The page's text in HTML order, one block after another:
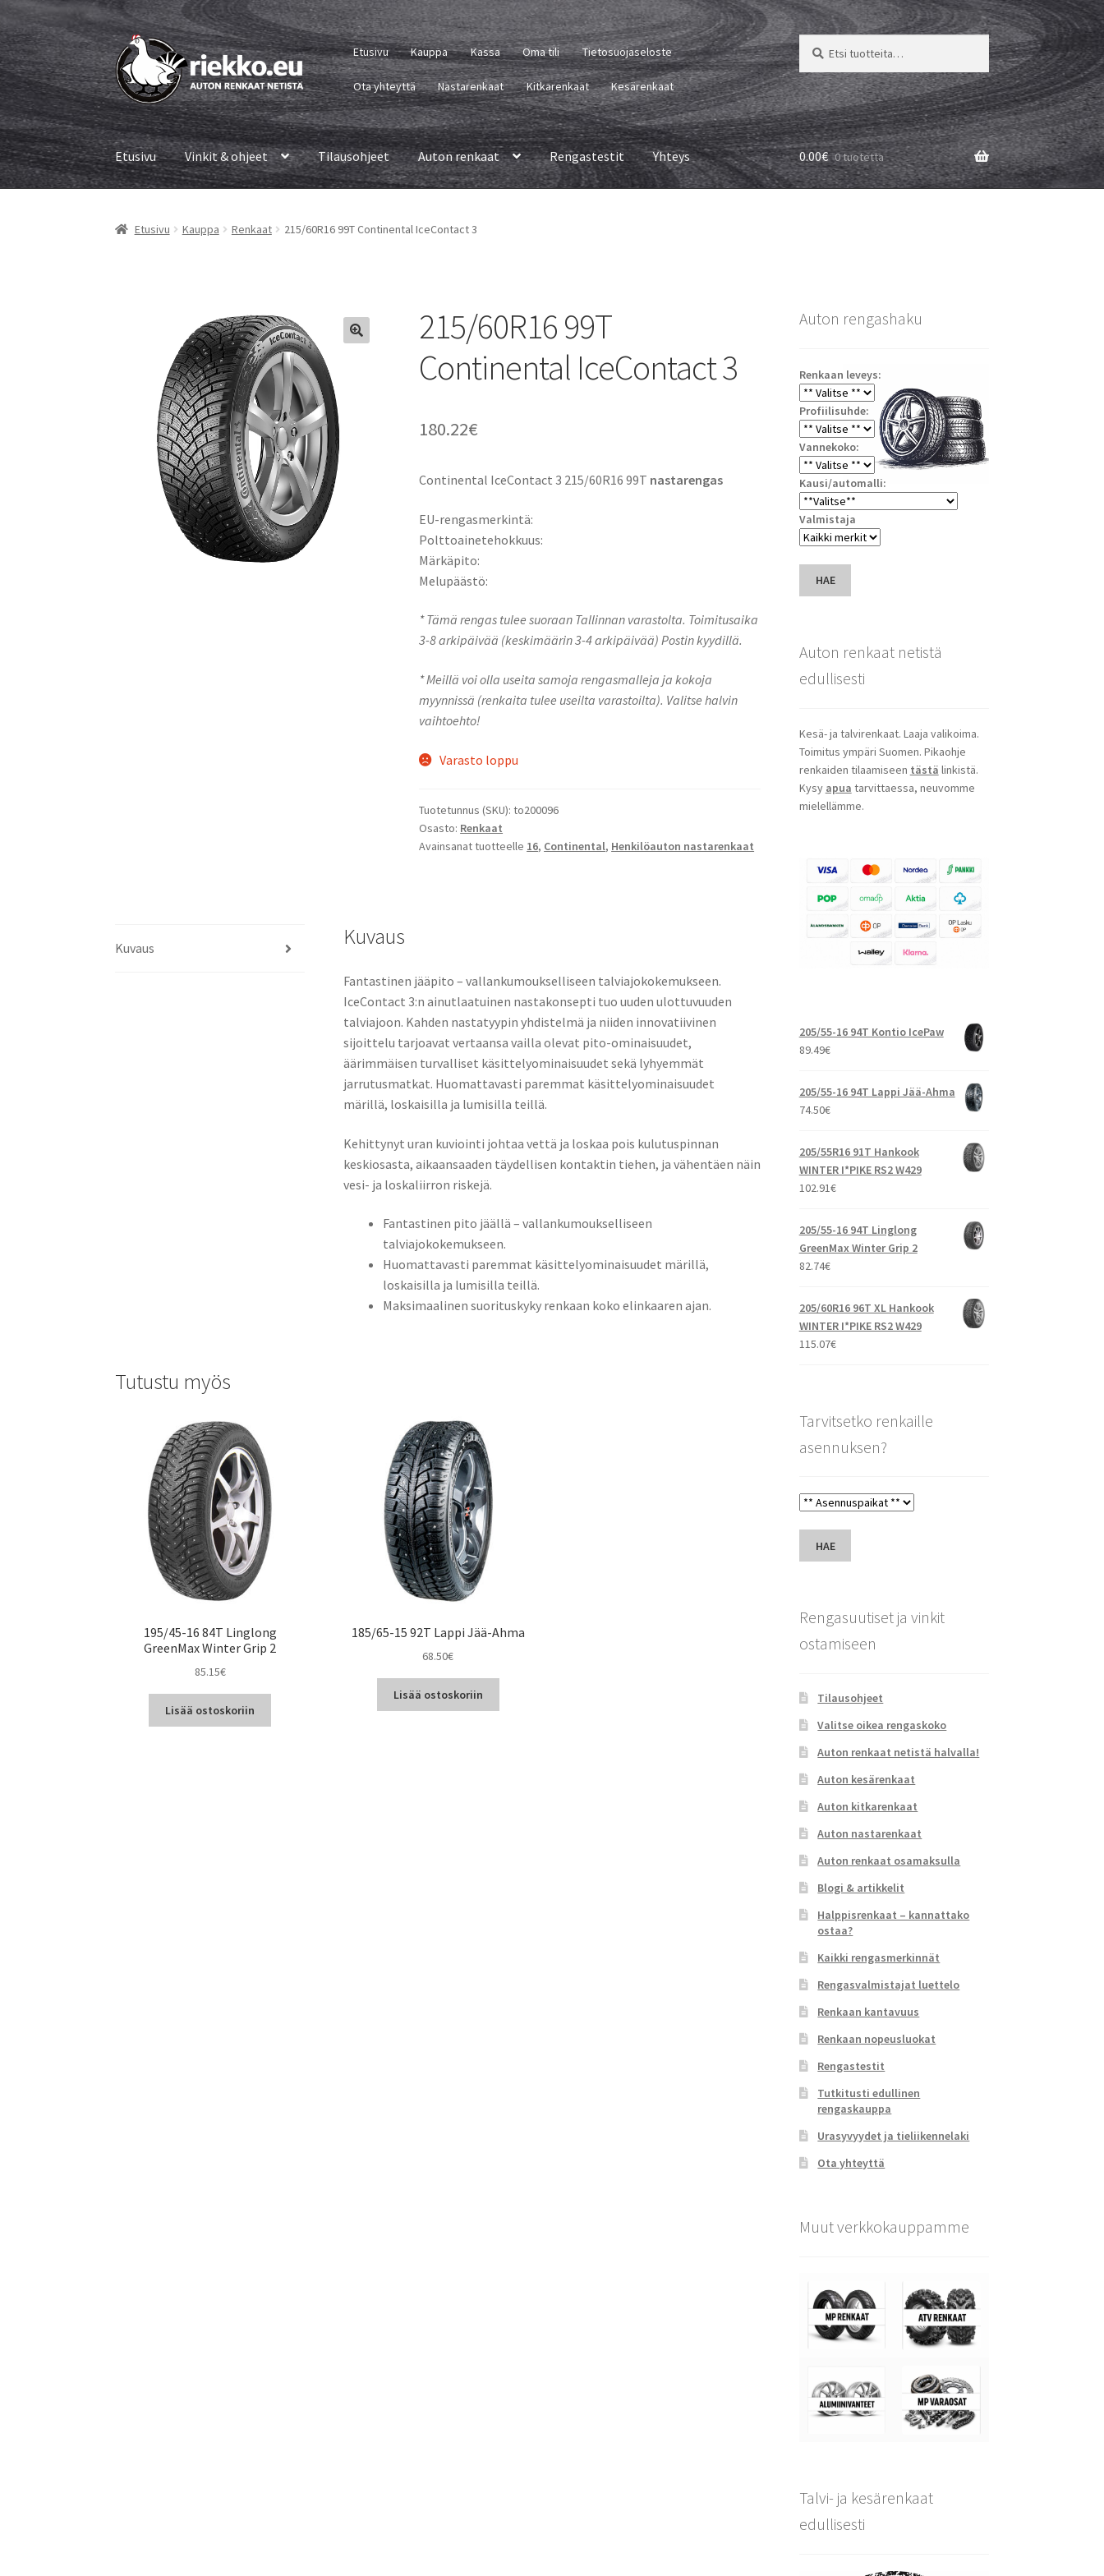
Siirry
navigointiin
Siirry
sisältöön
Etusivu Kauppa Kassa Oma tili Tietosuojaseloste
Ota yhteyttä Nastarenkaat Kitkarenkaat Kesärenkaat
Etsi:
Haku
Etusivu Vinkit & ohjeet Tilausohjeet Auton renkaat Rengastestit Yhteys 0.00€ 0 tuotetta
Etusivu Kauppa Renkaat 215/60R16 99T Continental IceContact 3
215/60R16 99T
Continental IceContact 3
180.22€
Continental IceContact 3 215/60R16 99T nastarengas
EU-rengasmerkintä:
Polttoainetehokkuus:
Märkäpito:
Melupäästö:
* Tämä rengas tulee suoraan Tallinnan varastolta. Toimitusaika
3-8 arkipäivää (keskimäärin 3-4 arkipäivää) Postin kyydillä.
* Meillä voi olla useita samoja rengasmalleja ja kokoja
myynnissä (renkaita tulee useilta varastoilta). Valitse halvin
vaihtoehto!
Varasto loppu
Tuotetunnus (SKU):to200096
Osasto: Renkaat
Avainsanat tuotteelle 16, Continental, Henkilöauton nastarenkaat
Kuvaus Kuvaus
Fantastinen jääpito – vallankumoukselliseen talviajokokemukseen.
IceContact 3:n ainutlaatuinen nastakonsepti tuo uuden ulottuvuuden
talviajoon. Kahden nastatyypin yhdistelmä ja niiden innovatiivinen
sijoittelu tarjoavat vertaansa vailla olevat pito-ominaisuudet,
äärimmäisen turvalliset käsittelyominaisuudet sekä lyhyemmät
jarrutusmatkat. Huomattavasti paremmat käsittelyominaisuudet
märillä, loskaisilla ja lumisilla teillä.
Kehittynyt uran kuviointi johtaa vettä ja loskaa pois kulutuspinnan
keskiosasta, aikaansaaden täydellisen kontaktin tiehen, ja vähentäen näin
vesi- ja loskaliirron riskejä.
Fantastinen pito jäällä – vallankumoukselliseen
talviajokokemukseen.
Huomattavasti paremmat käsittelyominaisuudet märillä,
loskaisilla ja lumisilla teillä.
Maksimaalinen suorituskyky renkaan koko elinkaaren ajan.
Tutustu myös
195/45-16 84T Linglong
GreenMax Winter Grip 2
85.15€
Lisää ostoskoriin
185/65-15 92T Lappi Jää-Ahma
68.50€
Lisää ostoskoriin
Auton rengashaku
Renkaan leveys:
Profiilisuhde:
Vannekoko:
Kausi/automalli:
Valmistaja
HAE
Auton renkaat netistä
edullisesti
Kesä- ja talvirenkaat. Laaja valikoima.
Toimitus ympäri Suomen. Pikaohje
renkaiden tilaamiseen tästä linkistä.
Kysy apua tarvittaessa, neuvomme
mielellämme.
205/55-16 94T Kontio IcePaw
89.49€
205/55-16 94T Lappi Jää-Ahma
74.50€
205/55R16 91T Hankook
WINTER I*PIKE RS2 W429
102.91€
205/55-16 94T Linglong
GreenMax Winter Grip 2
82.74€
205/60R16 96T XL Hankook
WINTER I*PIKE RS2 W429
115.07€
Tarvitsetko renkaille
asennuksen?
HAE
Rengasuutiset ja vinkit
ostamiseen
Tilausohjeet
Valitse oikea rengaskoko
Auton renkaat netistä halvalla!
Auton kesärenkaat
Auton kitkarenkaat
Auton nastarenkaat
Auton renkaat osamaksulla
Blogi & artikkelit
Halppisrenkaat – kannattako
ostaa?
Kaikki rengasmerkinnät
Rengasvalmistajat luettelo
Renkaan kantavuus
Renkaan nopeusluokat
Rengastestit
Tutkitusti edullinen
rengaskauppa
Urasyvyydet ja tieliikennelaki
Ota yhteyttä
Muut verkkokauppamme
Talvi- ja kesärenkaat
edullisesti